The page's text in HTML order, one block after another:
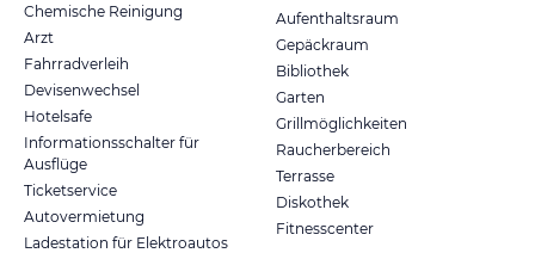
Chemische Reinigung
Arzt
Fahrradverleih
Devisenwechsel
Hotelsafe
Informationsschalter für
Ausflüge
Ticketservice
Autovermietung
Ladestation für Elektroautos
Aufenthaltsraum
Gepäckraum
Bibliothek
Garten
Grillmöglichkeiten
Raucherbereich
Terrasse
Diskothek
Fitnesscenter